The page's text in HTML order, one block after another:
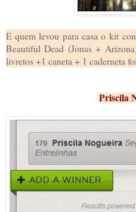
E quem levou para casa okit
Beautiful Dead (Jonas +
livretos +1 caneta + 1 caderneta
Priscila